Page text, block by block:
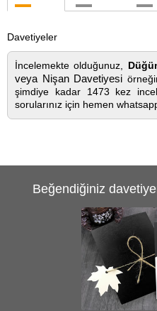
Davetiyeler
İncelemekte olduğunuz,
veya Nişan Davetiyesi
şimdiye kadar 1473 kez
sorularınız için hemen
Beğendiğiniz